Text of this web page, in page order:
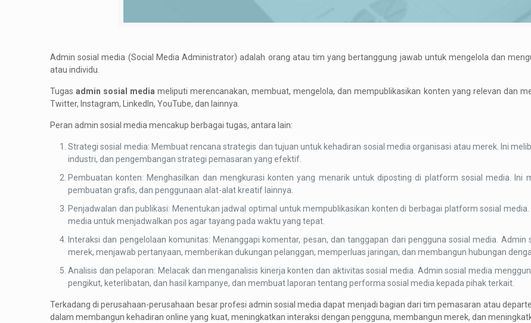
Admin sosial media (Social Media Administrator) adalah orang atau tim yang bertanggung jawab untuk mengelola dan
atau individu.
Tugasadmin sosial media meliputi merencanakan, membuat, mengelola, dan mempublikasikan konten yang relevan dan
Twitter, Instagram, LinkedIn, YouTube, dan lainnya.
Peran admin sosial media mencakup berbagai tugas, antara lain:
Strategi sosial media: Membuat rencana strategis dan tujuan untuk kehadiran sosial media organisasi atau merek. Ini
industri, dan pengembangan strategi pemasaran yang efektif.
Pembuatan konten: Menghasilkan dan mengkurasi konten yang menarik untuk diposting di platform sosial media. Ini
pembuatan grafis, dan penggunaan alat-alat kreatif lainnya.
Penjadwalan dan publikasi: Menentukan jadwal optimal untuk mempublikasikan konten di berbagai platform sosial
media untuk menjadwalkan pos agar tayang pada waktu yang tepat.
Interaksi dan pengelolaan komunitas: Menanggapi komentar, pesan, dan tanggapan dari pengguna sosial media.
merek, menjawab pertanyaan, memberikan dukungan pelanggan, memperluas jaringan, dan membangun hubungan
Analisis dan pelaporan: Melacak dan menganalisis kinerja konten dan aktivitas sosial media. Admin sosial media
pengikut, keterlibatan, dan hasil kampanye, dan membuat laporan tentang performa sosial media kepada pihak terkait.
Terkadang di perusahaan-perusahaan besar profesi admin sosial media dapat menjadi bagian dari tim pemasaran atau
dalam membangun kehadiran online yang kuat, meningkatkan interaksi dengan pengguna, membangun merek, dan